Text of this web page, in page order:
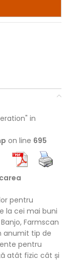
in
on line 695
pentru
la cei mai buni
Farmscan
anumit tip de
pentru
atât fizic cât și